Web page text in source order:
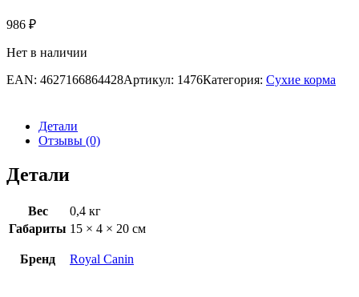
986 ₽
Нет в наличии
EAN: 4627166864428Артикул: 1476Категория: Сухие корма
Детали
Отзывы (0)
Детали
Вес
0,4 кг
Габариты 15 × 4 × 20 см
Бренд Royal Canin